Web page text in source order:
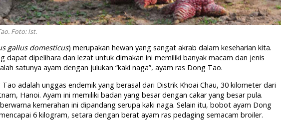
Foto: Ist.
gallus domesticus) merupakan hewan yang sangat akrab dalam keseharian kita.
dapat dipelihara dan lezat untuk dimakan ini memiliki banyak macam dan jenis
satunya ayam dengan julukan “kaki naga”, ayam ras Dong Tao.
adalah unggas endemik yang berasal dari Distrik Khoai Chau, 30 kilometer dari
Hanoi. Ayam ini memiliki badan yang besar dengan cakar yang besar pula.
kemerahan ini dipandang serupa kaki naga. Selain itu, bobot ayam Dong
6 kilogram, setara dengan berat ayam ras pedaging semacam broiler.